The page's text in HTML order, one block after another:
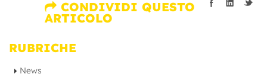
CONDIVIDI QUESTO
ARTICOLO
RUBRICHE
News